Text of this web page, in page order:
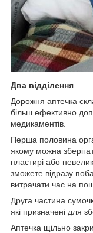
Два відділення
Дорожня аптечка
більш ефективно
медикаментів.
Перша половина
якому можна
пластирі або
зможете відразу
витрачати час на
Друга частина
які призначені для
Аптечка щільно